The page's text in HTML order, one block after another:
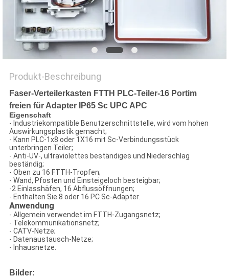
PRIVACY
POLICY
Produkt-Beschreibung
Faser-Verteilerkasten FTTH PLC-Teiler-16 Portim
freien für Adapter IP65 Sc UPC APC
Eigenschaft
- Industriekompatible Benutzerschnittstelle, wird vom hohen
Auswirkungsplastik gemacht;
- Kann PLC-1x8 oder 1X16 mit Sc-Verbindungsstück
unterbringen Teiler;
- Anti-UV-, ultraviolettes beständiges und Niederschlag
beständig;
- Oben zu 16 FTTH-Tropfen;
- Wand, Pfosten und Einsteigeloch besteigbar;
-2 Einlasshäfen, 16 Abflussöffnungen;
- Enthalten Sie 8 oder 16 PC Sc-Adapter.
Anwendung
- Allgemein verwendet im FTTH-Zugangsnetz;
- Telekommunikationsnetz;
- CATV-Netze;
- Datenaustausch-Netze;
- Inhausnetze.
Bilder: